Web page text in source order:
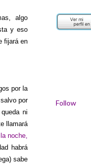
algo
y eso
fijará en
por la
por
ni
llamará
noche,
habrá
sabe
Follow